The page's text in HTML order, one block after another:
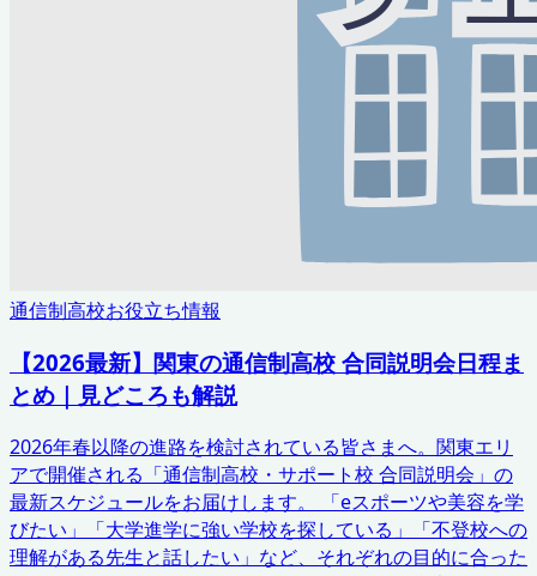
通信制高校お役立ち情報
【2026最新】関東の通信制高校 合同説明会日程ま
とめ｜見どころも解説
2026年春以降の進路を検討されている皆さまへ。関東エリ
アで開催される「通信制高校・サポート校 合同説明会」の
最新スケジュールをお届けします。 「eスポーツや美容を学
びたい」「大学進学に強い学校を探している」「不登校への
理解がある先生と話したい」など、それぞれの目的に合った